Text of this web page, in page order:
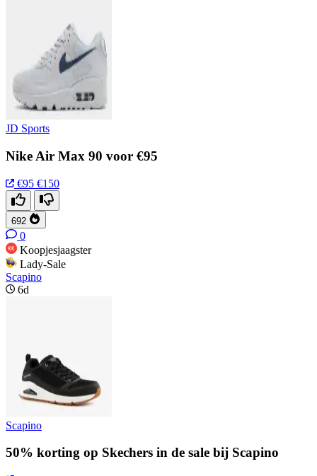
JD Sports
Nike Air Max 90 voor €95
€95 €150
692
0
Koopjesjaagster
Lady-Sale
Scapino
6d
Scapino
50% korting op Skechers in de sale bij Scapino